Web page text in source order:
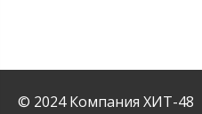
© 2024 Компания ХИТ-48